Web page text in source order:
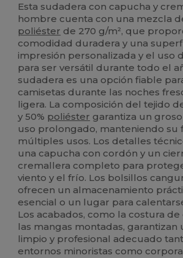
Esta sudadera con capucha y
hombre cuenta con una mezcla
poliéster de 270 g/m², que
comodidad duradera y una
impresión personalizada y el uso
para ser versátil durante todo el
sudadera es una opción fiable
camisetas durante las noches
ligera. La composición del tejido
y 50% poliéster garantiza un
uso prolongado, manteniendo su
múltiples usos. Los detalles
una capucha con cordón y un
cremallera completo para
viento y el frío. Los bolsillos
ofrecen un almacenamiento
esencial o un lugar para
Los acabados, como la costura
las mangas montadas, garantizan
limpio y profesional adecuado
entornos minoristas como